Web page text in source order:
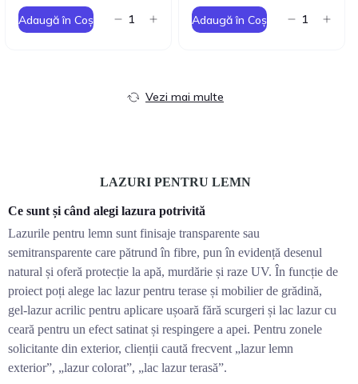
Adaugă în Coș Adaugă în Coș
Vezi mai multe
LAZURI PENTRU LEMN
Ce sunt și când alegi lazura potrivită
Lazurile pentru lemn sunt finisaje transparente sau
semitransparente care pătrund în fibre, pun în evidență desenul
natural și oferă protecție la apă, murdărie și raze UV. În funcție de
proiect poți alege lac lazur pentru terase și mobilier de grădină,
gel-lazur acrilic pentru aplicare ușoară fără scurgeri și lac lazur cu
ceară pentru un efect satinat și respingere a apei. Pentru zonele
solicitante din exterior, clienții caută frecvent „lazur lemn
exterior”, „lazur colorat”, „lac lazur terasă”.